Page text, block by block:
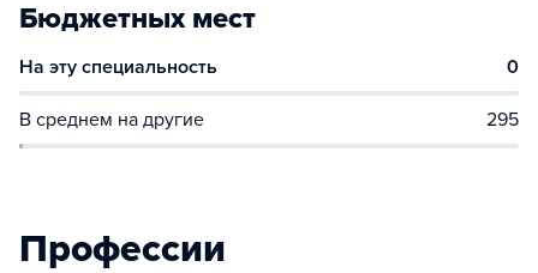
Бюджетных мест
На эту специальность 0
В среднем на другие 295
Профессии